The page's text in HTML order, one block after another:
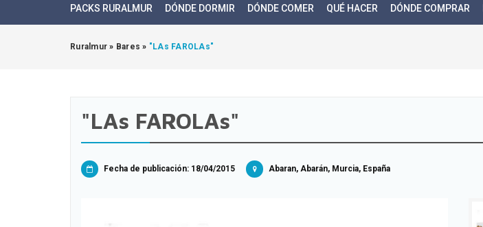
PACKS RURALMUR DÓNDE DORMIR DÓNDE COMER QUÉ HACER DÓNDE COMPRAR
Ruralmur » Bares » "LAs FAROLAs"
"LAs FAROLAs"
Fecha de publicación: 18/04/2015 Abaran, Abarán, Murcia, España